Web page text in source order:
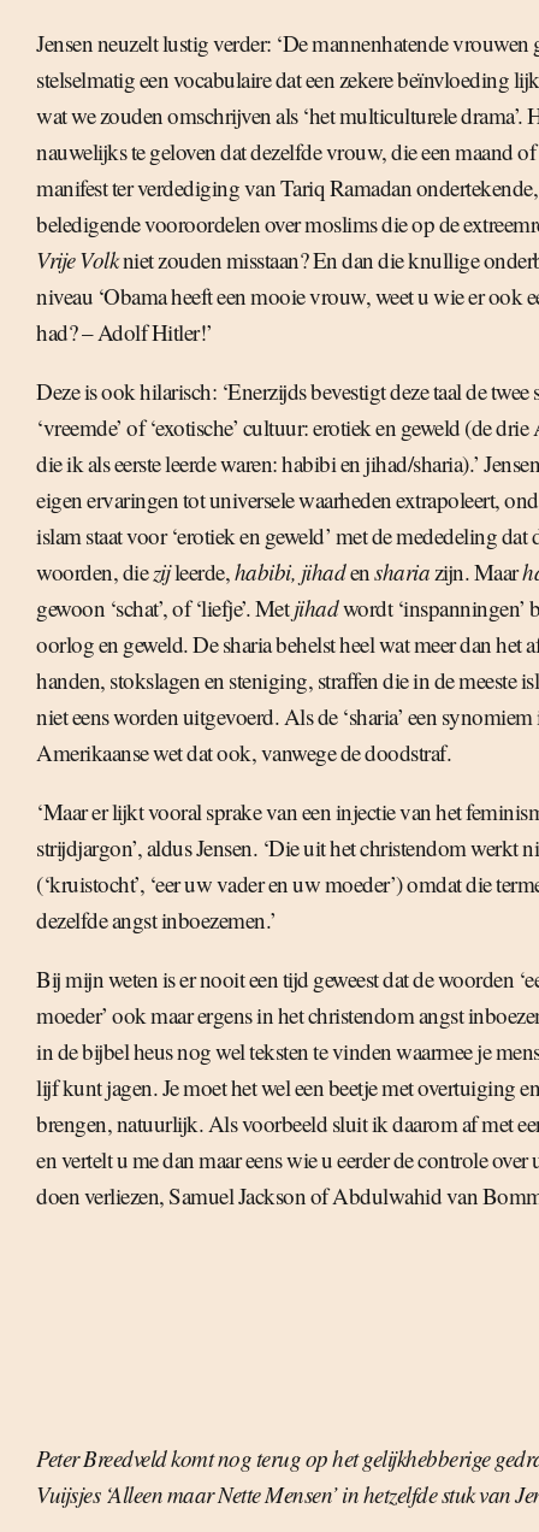
Jensen neuzelt lustig verder: ‘De mannenhatende
stelselmatig een vocabulaire dat een zekere beïnvloeding
wat we zouden omschrijven als ‘het multiculturele drama’.
nauwelijks te geloven dat dezelfde vrouw, die een maand
manifest ter verdediging van Tariq Ramadan
beledigende vooroordelen over moslims die op de
Vrije Volkniet zouden misstaan? En dan die knullige
niveau ‘Obama heeft een mooie vrouw, weet u wie er ook
had? – Adolf Hitler!’
Deze is ook hilarisch: ‘Enerzijds bevestigt deze taal de twee
‘vreemde’ of ‘exotische’ cultuur: erotiek en geweld (de
die ik als eerste leerde waren: habibi en jihad/sharia).’
eigen ervaringen tot universele waarheden extrapoleert,
islam staat voor ‘erotiek en geweld’ met de mededeling dat
woorden, diezijleerde,habibi, jihadenshariazijn. Maar
gewoon ‘schat’, of ‘liefje’. Metjihadwordt ‘inspanningen’
oorlog en geweld. De sharia behelst heel wat meer dan het
handen, stokslagen en steniging, straffen die in de meeste
niet eens worden uitgevoerd. Als de ‘sharia’ een
Amerikaanse wet dat ook, vanwege de doodstraf.
‘Maar er lijkt vooral sprake van een injectie van het
strijdjargon’, aldus Jensen. ‘Die uit het christendom werkt
(‘kruistocht’, ‘eer uw vader en uw moeder’) omdat die
dezelfde angst inboezemen.’
Bij mijn weten is er nooit een tijd geweest dat de woorden
moeder’ ook maar ergens in het christendom angst
in de bijbel heus nog wel teksten te vinden waarmee je
lijf kunt jagen. Je moet het wel een beetje met overtuiging
brengen, natuurlijk. Als voorbeeld sluit ik daarom af met
en vertelt u me dan maar eens wie u eerder de controle
doen verliezen, Samuel Jackson of Abdulwahid van
Peter Breedveld komt nog terug op het gelijkhebberige
Vuijsjes ‘Alleen maar Nette Mensen’ in hetzelfde stuk van